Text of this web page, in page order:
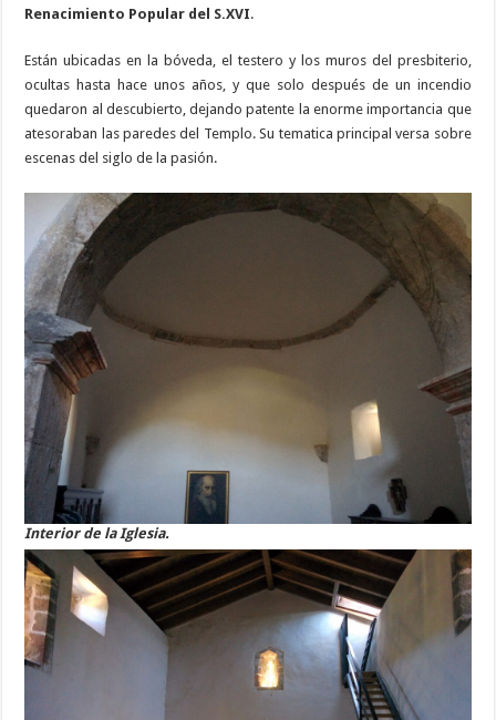
Renacimiento Popular del S.XVI.
Están ubicadas en la bóveda, el testero y los muros del presbiterio,
ocultas hasta hace unos años, y que solo después de un incendio
quedaron al descubierto, dejando patente la enorme importancia que
atesoraban las paredes del Templo. Su tematica principal versa sobre
escenas del siglo de la pasión.
Interior de la Iglesia.